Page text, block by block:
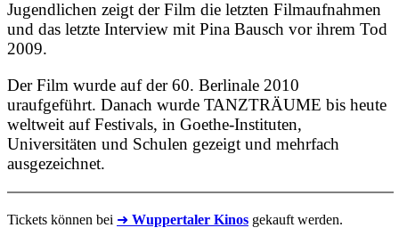
Jugendlichen zeigt der Film die letzten Filmaufnahmen
und das letzte Interview mit Pina Bausch vor ihrem Tod
2009.
Der Film wurde auf der 60. Berlinale 2010
uraufgeführt. Danach wurde TANZTRÄUME bis heute
weltweit auf Festivals, in Goethe-Instituten,
Universitäten und Schulen gezeigt und mehrfach
ausgezeichnet.
Tickets können bei ➜ Wuppertaler Kinos gekauft werden.